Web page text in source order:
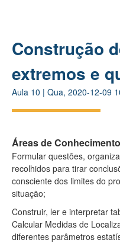
Construção
extremos e
Aula 10 | Qua, 2020-12-09
Áreas de Conhecimento
Formular questões,
recolhidos para tirar
consciente dos limites do
situação;
Construir, ler e interpretar
Calcular Medidas de
diferentes parâmetros